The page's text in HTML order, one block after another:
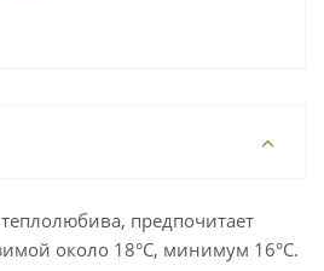
предпочитает
около 18°С, минимум 16°С.